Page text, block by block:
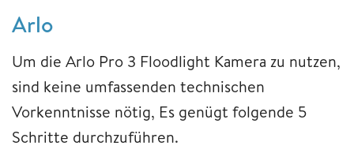
Arlo
Um die Arlo Pro 3 Floodlight Kamera zu nutzen,
sind keine umfassenden technischen
Vorkenntnisse nötig, Es genügt folgende 5
Schritte durchzuführen.